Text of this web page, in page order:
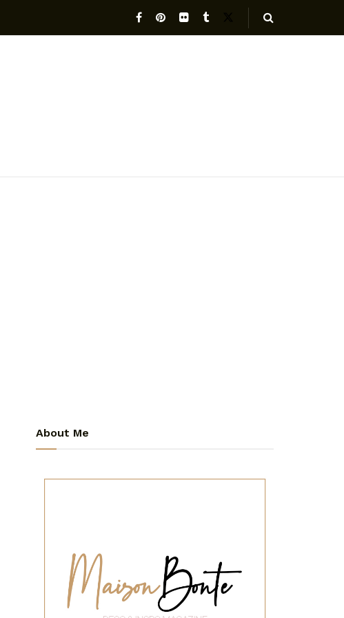
About Me